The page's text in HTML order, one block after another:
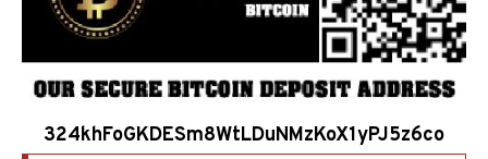
324khFoGKDESm8WtLDuNMzKoX1yPJ5z6co